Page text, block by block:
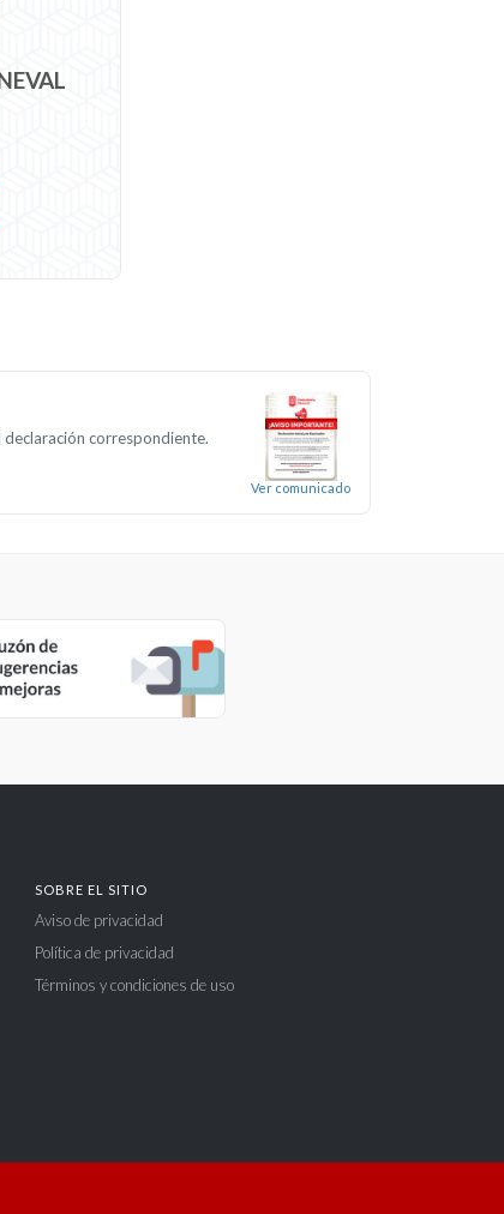
correspondiente.
Ver comunicado
SOBRE EL SITIO
Aviso de privacidad
Política de privacidad
Términos y condiciones de uso